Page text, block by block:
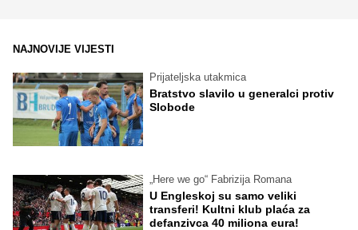
NAJNOVIJE VIJESTI
Prijateljska utakmica
Bratstvo slavilo u generalci protiv
Slobode
„Here we go“ Fabrizija Romana
U Engleskoj su samo veliki
transferi! Kultni klub plaća za
defanzivca 40 miliona eura!